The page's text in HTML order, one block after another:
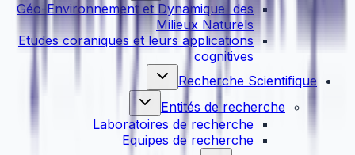
Géo-Environnement et Dynamique des
Milieux Naturels
Etudes coraniques et leurs applications
cognitives
Recherche Scientifique
Entités de recherche
Laboratoires de recherche
Equipes de recherche